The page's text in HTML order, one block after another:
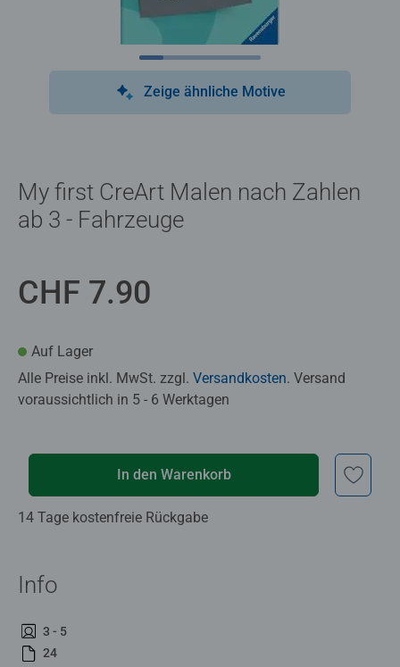
Zeige ähnliche Motive
My first CreArt Malen nach Zahlen
ab 3 - Fahrzeuge
CHF 7.90
Auf Lager
Alle Preise inkl. MwSt. zzgl. Versandkosten. Versand
voraussichtlich in 5 - 6 Werktagen
In den Warenkorb
14 Tage kostenfreie Rückgabe
Info
3 - 5
24